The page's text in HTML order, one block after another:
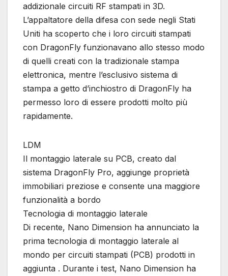
addizionale circuiti RF stampati in 3D.
L’appaltatore della difesa con sede negli Stati
Uniti ha scoperto che i loro circuiti stampati
con DragonFly funzionavano allo stesso modo
di quelli creati con la tradizionale stampa
elettronica, mentre l’esclusivo sistema di
stampa a getto d’inchiostro di DragonFly ha
permesso loro di essere prodotti molto più
rapidamente.
LDM
Il montaggio laterale su PCB, creato dal
sistema DragonFly Pro, aggiunge proprietà
immobiliari preziose e consente una maggiore
funzionalità a bordo
Tecnologia di montaggio laterale
Di recente, Nano Dimension ha annunciato la
prima tecnologia di montaggio laterale al
mondo per circuiti stampati (PCB) prodotti in
aggiunta . Durante i test, Nano Dimension ha